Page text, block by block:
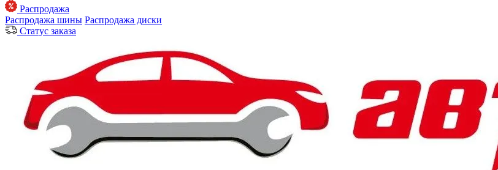
Распродажа
Распродажа шины Распродажа диски
Статус заказа